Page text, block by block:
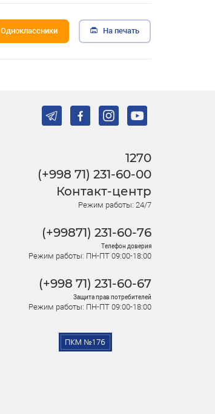
Одноклассники На печать
1270
(+998 71) 231-60-00
Контакт-центр
Режим работы: 24/7
(+99871) 231-60-76
Телефон доверия
Режим работы: ПН-ПТ 09:00-18:00
(+998 71) 231-60-67
Защита прав потребителей
Режим работы: ПН-ПТ 09:00-18:00